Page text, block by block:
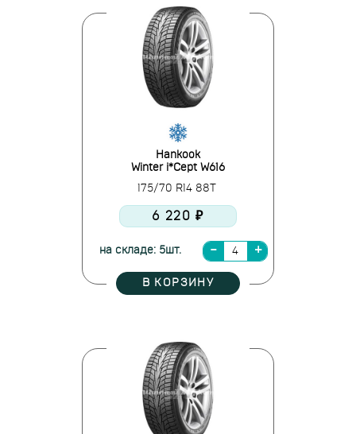
Hankook
Winter i*Cept W616
175/70 R14 88T
6 220 ₽
на складе: 5шт.
В КОРЗИНУ